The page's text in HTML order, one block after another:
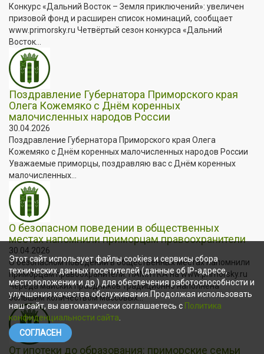
Конкурс «Дальний Восток – Земля приключений»: увеличен
призовой фонд и расширен список номинаций, сообщает
www.primorsky.ru Четвёртый сезон конкурса «Дальний
Восток...
Поздравление Губернатора Приморского края
Олега Кожемяко с Днём коренных
малочисленных народов России
30.04.2026
Поздравление Губернатора Приморского края Олега
Кожемяко с Днём коренных малочисленных народов России
Уважаемые приморцы, поздравляю вас с Днём коренных
малочисленных...
О безопасном поведении в общественных
местах напомнили приморцам правоохранители
30.04.2026
О безопасном поведении в общественных местах напомнили
приморцам правоохранители. ПАМЯТКА на www.primorsky.ru
Череда майских праздников традиционно наполнена
большим количеством массовых...
От ипотеки до образования: приморские семьи
Этот сайт использует файлы cookies и сервисы сбора
технических данных посетителей (данные об IP-адресе,
местоположении и др.) для обеспечения работоспособности и
улучшения качества обслуживания.Продолжая использовать
наш сайт, вы автоматически соглашаетесь с Политика
конфиденциальности сайта
СОГЛАСЕН